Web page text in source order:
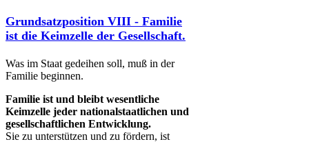
Grundsatzposition VIII - Familie
ist die Keimzelle der Gesellschaft.
Was im Staat gedeihen soll, muß in der
Familie beginnen.
Familie ist und bleibt wesentliche
Keimzelle jeder nationalstaatlichen und
gesellschaftlichen Entwicklung.
Sie zu unterstützen und zu fördern, ist